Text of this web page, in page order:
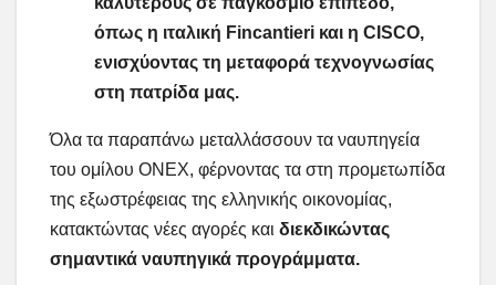
όπως η ιταλική Fincantieri και η CISCO,
ενισχύοντας τη μεταφορά τεχνογνωσίας
στη πατρίδα μας.
Όλα τα παραπάνω μεταλλάσσουν τα ναυπηγεία
του ομίλου ONEX, φέρνοντας τα στη προμετωπίδα
της εξωστρέφειας της ελληνικής οικονομίας,
κατακτώντας νέες αγορές και διεκδικώντας
σημαντικά ναυπηγικά προγράμματα.